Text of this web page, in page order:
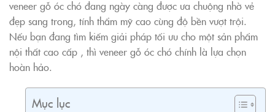
veneer gỗ óc chó đang ngày càng được ưa chuộng nhờ vẻ
đẹp sang trong, tính thẩm mỹ cao cùng độ bền vượt trội.
Nếu bạn đang tìm kiếm giải pháp tối ưu cho một sản phẩm
nội thất cao cấp , thì veneer gỗ óc chó chính là lựa chọn
hoàn hảo.
Mục lục